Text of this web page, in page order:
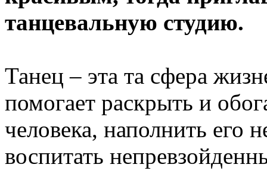
танцевальную студию.
Танец – эта та сфера
помогает раскрыть и
человека, наполнить
воспитать